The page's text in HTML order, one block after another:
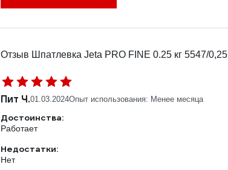
Отзыв Шпатлевка Jeta PRO FINE 0.25 кг 5547/0,25
Пит Ч.01.03.2024Опыт использования: Менее месяца
Достоинства:
Работает
Недостатки:
Нет